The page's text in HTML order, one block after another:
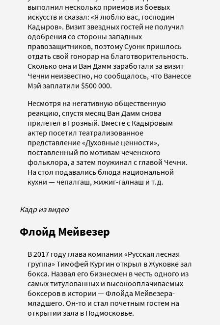
выполнил несколько приемов из боевых
искусств и сказал: «Я люблю вас, господин
Кадыров». Визит звездных гостей не получил
одобрения со стороны западных
правозащитников, поэтому Суонк пришлось
отдать свой гонорар на благотворительность.
Сколько она и Ван Дамм заработали за визит
Чечни неизвестно, но сообщалось, что Ванессе
Мэй заплатили $500 000.
Несмотря на негативную общественную
реакцию, спустя месяц Ван Дамм снова
прилетел в Грозный. Вместе с Кадыровым
актер посетил театрализованное
представление «Духовные ценности»,
поставленный по мотивам чеченского
фольклора, а затем поужинал с главой Чечни.
На стол подавались блюда национальной
кухни — чепалгаш, жижиг-галнаш и т.д.
Кадр из видео
Флойд Мейвезер
В 2017 году глава компании «Русская лесная
группа» Тимофей Кургин открыл в Жуковке зал
бокса. Назвал его бизнесмен в честь одного из
самых титулованных и высокооплачиваемых
боксеров в истории — Флойда Мейвезера-
младшего. Он-то и стал почетным гостем на
открытии зала в Подмосковье.